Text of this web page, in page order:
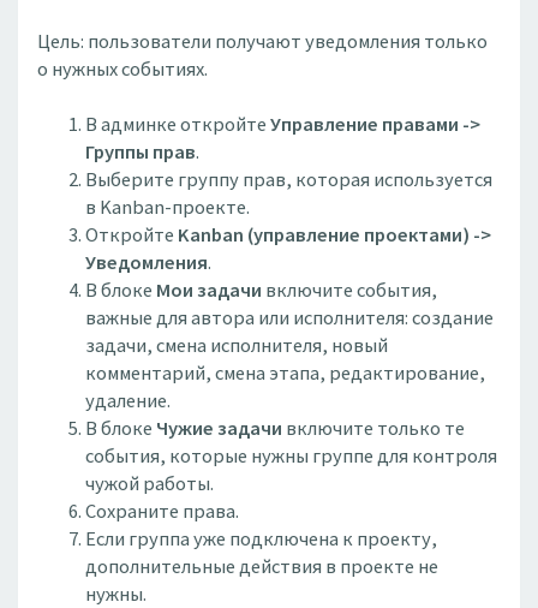
Цель: пользователи получают уведомления только
о нужных событиях.
В админке откройтеУправление правами ->
Группы прав.
Выберите группу прав, которая используется
в Kanban-проекте.
Откройте Kanban (управление проектами) ->
Уведомления.
В блоке Мои задачи включите события,
важные для автора или исполнителя: создание
задачи, смена исполнителя, новый
комментарий, смена этапа, редактирование,
удаление.
В блоке Чужие задачи включите только те
события, которые нужны группе для контроля
чужой работы.
Сохраните права.
Если группа уже подключена к проекту,
дополнительные действия в проекте не
нужны.